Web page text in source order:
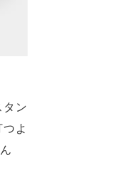
ン
よ